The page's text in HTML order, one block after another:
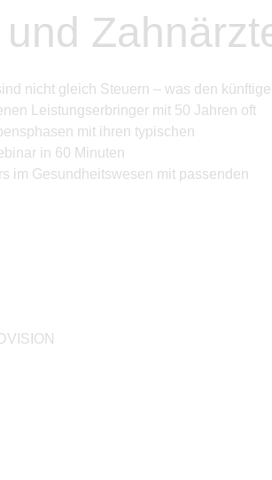
nicht gleich Steuern – was den
Leistungserbringer mit 50 Jahren oft
mit ihren typischen
in 60 Minuten
im Gesundheitswesen mit passenden